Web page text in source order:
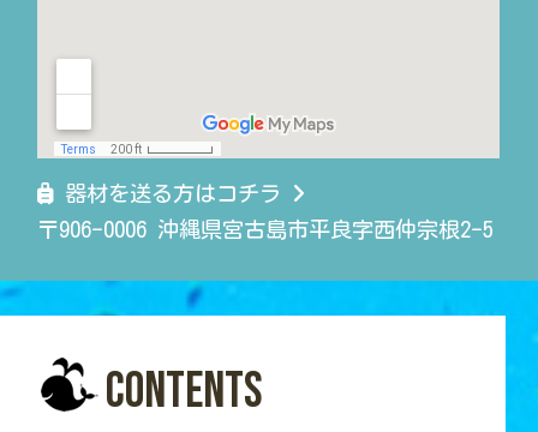
器材を送る方はコチラ
〒906-0006 沖縄県宮古島市平良字西仲宗根2-5
Contents